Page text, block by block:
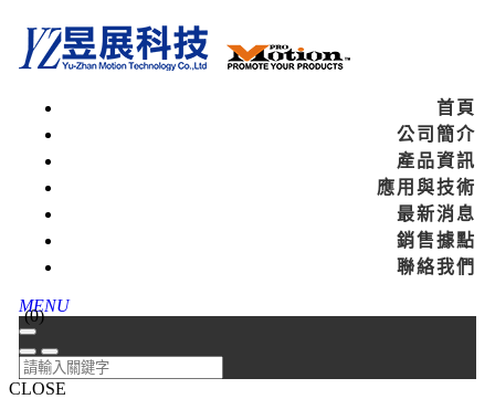
首頁
公司簡介
產品資訊
應用與技術
最新消息
銷售據點
聯絡我們
MENU
(0)
CLOSE